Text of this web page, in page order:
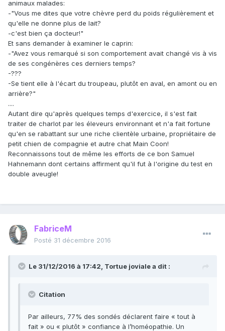
animaux malades:
-"Vous me dites que votre chèvre perd du poids régulièrement et
qu'elle ne donne plus de lait?
-c'est bien ça docteur!"
Et sans demander à examiner le caprin:
-"Avez vous remarqué si son comportement avait changé vis à vis
de ses congénères ces derniers temps?
-???
-Se tient elle à l'écart du troupeau, plutôt en aval, en amont ou en
arrière?"
....
Autant dire qu'après quelques temps d'exercice, il s'est fait
traiter de charlot par les éleveurs environnant et n'a fait fortune
qu'en se rabattant sur une riche clientèle urbaine, propriétaire de
petit chien de compagnie et autre chat Main Coon!
Reconnaissons tout de même les efforts de ce bon Samuel
Hahnemann dont certains affirment qu'il fut à l'origine du test en
double aveugle!
FabriceM
Posté 31 décembre 2016
Le 31/12/2016 à 17:42, Tortue joviale a dit :
Citation
Par ailleurs, 77% des sondés déclarent faire « tout à
fait » ou « plutôt » confiance à l’homéopathie. Un